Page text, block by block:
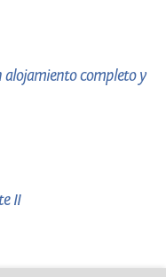
alojamiento completo y
II